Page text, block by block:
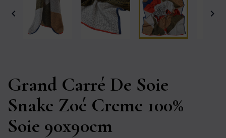
 
Grand Carré De Soie
Snake Zoé Creme 100%
Soie 90x90cm